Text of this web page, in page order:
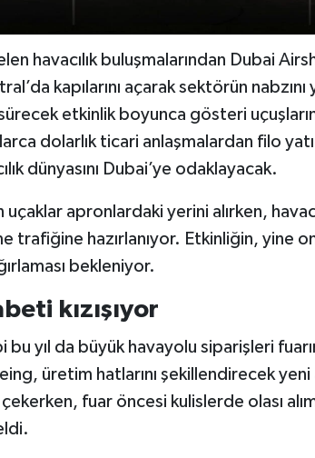
havacılık buluşmalarından Dubai
kapılarını açarak sektörün
etkinlik boyunca gösteri
dolarlık ticari anlaşmalardan filo
dünyasını Dubai’ye odaklayacak.
uçaklar apronlardaki yerini alırken,
trafiğine hazırlanıyor. Etkinliğin, yine
bekleniyor.
kızışıyor
bu yıl da büyük havayolu siparişleri
üretim hatlarını şekillendirecek yeni
fuar öncesi kulislerde olası